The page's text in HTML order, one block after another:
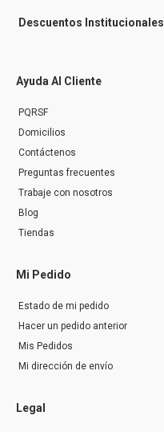
Descuentos Institucionales
Ayuda Al Cliente
PQRSF
Domicilios
Contáctenos
Preguntas frecuentes
Trabaje con nosotros
Blog
Tiendas
Mi Pedido
Estado de mi pedido
Hacer un pedido anterior
Mis Pedidos
Mi dirección de envío
Legal